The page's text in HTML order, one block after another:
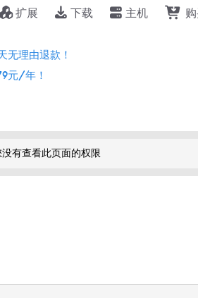
扩展 下载 主机
无理由退款！
元/年！
没有查看此页面的权限